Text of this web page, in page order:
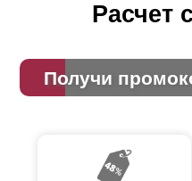
Расчет
Получи